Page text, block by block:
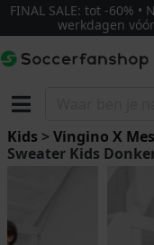
FINAL SALE: tot -60%
werkdagen
Kids >Vingino X
Sweater Kids